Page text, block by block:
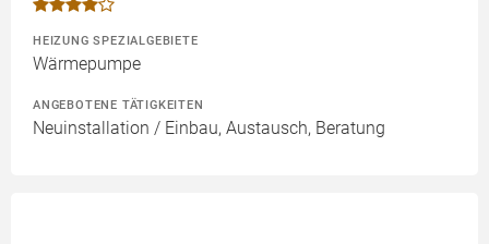
HEIZUNG SPEZIALGEBIETE
Wärmepumpe
ANGEBOTENE TÄTIGKEITEN
Neuinstallation / Einbau, Austausch, Beratung